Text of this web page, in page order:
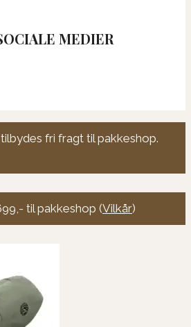
MEDIER
fri fragt til pakkeshop.
til pakkeshop (Vilkår)